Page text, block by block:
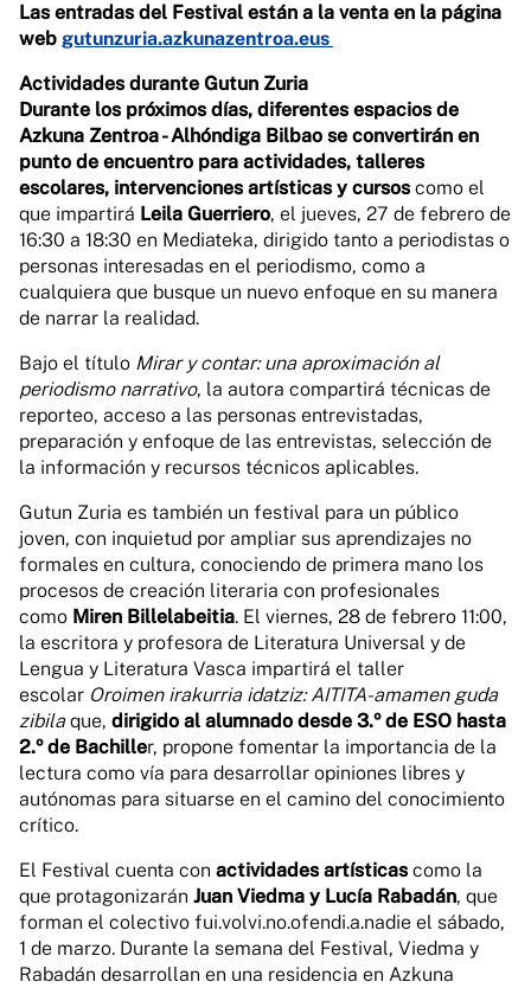
Las entradas del Festival están a la venta en la página
web gutunzuria.azkunazentroa.eus
Actividades durante Gutun Zuria
Durante los próximos días, diferentes espacios de
Azkuna Zentroa - Alhóndiga Bilbao se convertirán en
punto de encuentro para actividades, talleres
escolares, intervenciones artísticas y cursos como el
que impartirá Leila Guerriero, el jueves, 27 de febrero de
16:30 a 18:30 en Mediateka, dirigido tanto a periodistas o
personas interesadas en el periodismo, como a
cualquiera que busque un nuevo enfoque en su manera
de narrar la realidad.
Bajo el título Mirar y contar: una aproximación al
periodismo narrativo, la autora compartirá técnicas de
reporteo, acceso a las personas entrevistadas,
preparación y enfoque de las entrevistas, selección de
la información y recursos técnicos aplicables.
Gutun Zuria es también un festival para un público
joven, con inquietud por ampliar sus aprendizajes no
formales en cultura, conociendo de primera mano los
procesos de creación literaria con profesionales
como Miren Billelabeitia. El viernes, 28 de febrero 11:00,
la escritora y profesora de Literatura Universal y de
Lengua y Literatura Vasca impartirá el taller
escolar Oroimen irakurria idatziz: AITITA-amamen guda
zibilaque, dirigido al alumnado desde 3.º de ESO hasta
2.º de Bachiller, propone fomentar la importancia de la
lectura como vía para desarrollar opiniones libres y
autónomas para situarse en el camino del conocimiento
crítico.
El Festival cuenta con actividades artísticas como la
que protagonizarán Juan Viedma y Lucía Rabadán, que
forman el colectivo fui.volvi.no.ofendi.a.nadie el sábado,
1 de marzo. Durante la semana del Festival, Viedma y
Rabadán desarrollan en una residencia en Azkuna